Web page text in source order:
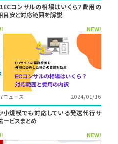
ECコンサルの相場はいくら？費用の
目安と対応範囲を解説
NEW!
ニュース 2024/01/16
小規模でも対応している発送代行サ
ービスまとめ
NEW!